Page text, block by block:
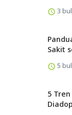
3
Sakit
5
5